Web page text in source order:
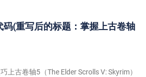
(重写后的标题：掌握上古卷轴
上古卷轴5（The Elder Scrolls V: Skyrim）